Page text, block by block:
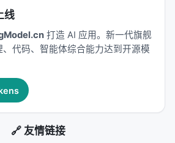
系统视角看，它回应的是「如何
配检索、排序、生成与工具调用的
问题。若将经典搜索栈比作漏
精排负责判别，生成负责呈现；
变量是
调用何种工具）。
BM25 到 BERT 交叉编码器、双
线
打造 AI 应用。新一代旗舰
、代码、智能体综合能力达到开源模
🔗 友情链接